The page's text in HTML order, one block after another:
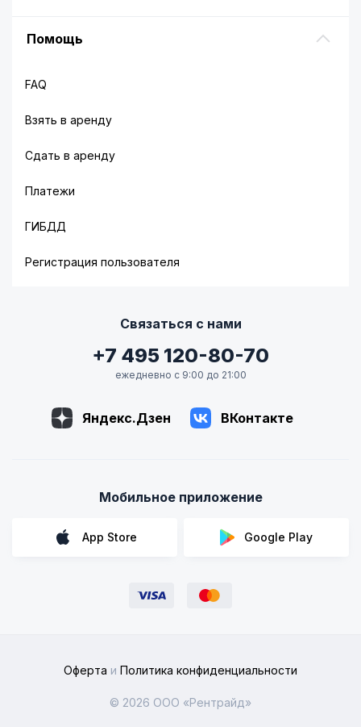
Помощь
FAQ
Взять в аренду
Сдать в аренду
Платежи
ГИБДД
Регистрация пользователя
Связаться с нами
+7 495 120-80-70
ежедневно с 9:00 до 21:00
Яндекс.Дзен ВКонтакте
Мобильное приложение
App Store Google Play
Оферта и Политика конфиденциальности
© 2026 ООО «Рентрайд»